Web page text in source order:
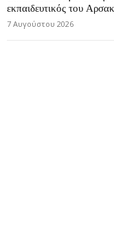
εκπαιδευτικός του
7 Αυγούστου 2026